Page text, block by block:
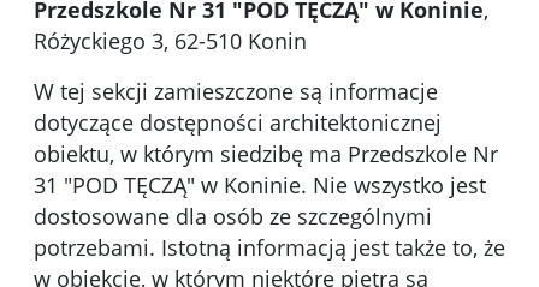
Przedszkole Nr 31 "POD TĘCZĄ" w Koninie,
Różyckiego 3, 62-510 Konin
W tej sekcji zamieszczone są informacje
dotyczące dostępności architektonicznej
obiektu, w którym siedzibę ma Przedszkole Nr
31 "POD TĘCZĄ" w Koninie. Nie wszystko jest
dostosowane dla osób ze szczególnymi
potrzebami. Istotną informacją jest także to, że
w obiekcie, w którym niektóre piętra są